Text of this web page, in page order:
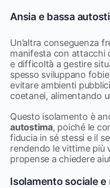
Ansia e bassa
Un’altra conseguenza
manifesta con attacchi
e difficoltà a gestire
spesso sviluppano
evitare ambienti
coetanei, alimentando
Questo isolamento è
autostima, poiché le
fiducia in sé stessi e il
rendendo le vittime più
propense a chiedere
Isolamento sociale